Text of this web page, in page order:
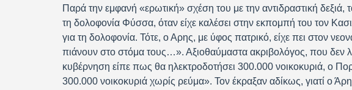
Παρά την εμφανή «ερωτική» σχέση του με την αντιδραστική δεξιά,
τη δολοφονία Φύσσα, όταν είχε καλέσει στην εκπομπή του τον
για τη δολοφονία. Τότε, ο Αρης, με ύφος πατρικό, είχε πει στον
πιάνουν στο στόμα τους…». Αξιοθαύμαστα ακριβολόγος, που δεν
κυβέρνηση είπε πως θα ηλεκτροδοτήσει 300.000 νοικοκυριά, ο
300.000 νοικοκυριά χωρίς ρεύμα». Τον έκραξαν αδίκως, γιατί ο Άρης